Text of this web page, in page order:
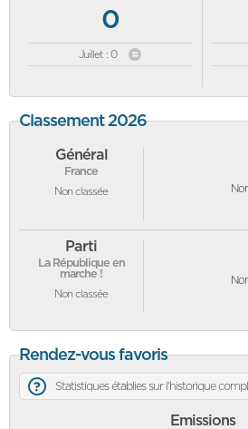
0
Juillet : 0
Classement 2026
Général
France
Non classée
Parti
La République en
marche !
Non classée
Rendez-vous favoris
Statistiques établies sur l'historique
Emissions